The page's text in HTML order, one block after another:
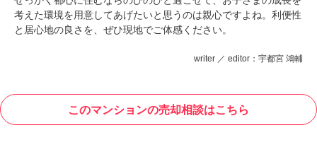
考えた環境を用意してあげたいと思うのは親心ですよね。利便性
と居心地の良さを、ぜひ現地でご体感ください。
writer ／ editor：宇都宮 鴻輔
このマンションの売却相談はこちら